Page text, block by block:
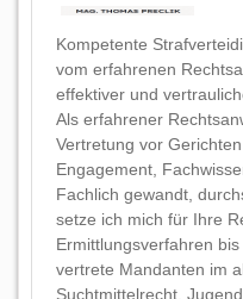
Kompetente
vom erfahrenen Rechtsanwalt Ich stehe
effektiver und
Als erfahrener
Vertretung vor
Engagement,
Fachlich gewandt,
setze ich mich für Ihre
Ermittlungsverfahren
vertrete Mandanten im
Suchtmittelrecht,